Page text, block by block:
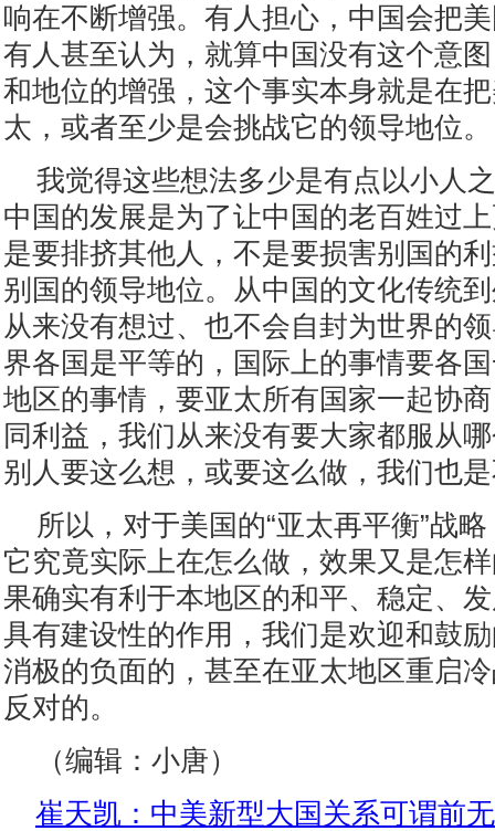
响在不断增强。有人担心，中国会把
有人甚至认为，就算中国没有这个意
和地位的增强，这个事实本身就是在
太，或者至少是会挑战它的领导地位。
我觉得这些想法多少是有点以小人
中国的发展是为了让中国的老百姓过
是要排挤其他人，不是要损害别国的
别国的领导地位。从中国的文化传统
从来没有想过、也不会自封为世界的
界各国是平等的，国际上的事情要各
地区的事情，要亚太所有国家一起协
同利益，我们从来没有要大家都服从
别人要这么想，或要这么做，我们也
所以，对于美国的“亚太再平衡”战
它究竟实际上在怎么做，效果又是怎
果确实有利于本地区的和平、稳定、
具有建设性的作用，我们是欢迎和鼓
消极的负面的，甚至在亚太地区重启
反对的。
（编辑：小唐）
崔天凯：中美新型大国关系可谓前